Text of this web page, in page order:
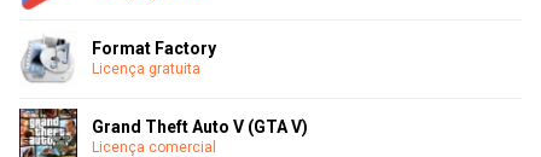
Format Factory
Licença gratuita
Grand Theft Auto V (GTA V)
Licença comercial